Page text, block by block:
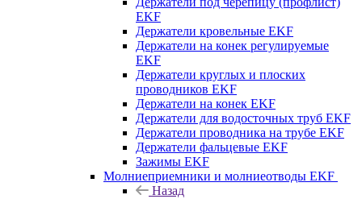
EKF
Держатели кровельные EKF
Держатели на конек регулируемые
EKF
Держатели круглых и плоских
проводников EKF
Держатели на конек EKF
Держатели для водосточных труб EKF
Держатели проводника на трубе EKF
Держатели фальцевые EKF
Зажимы EKF
Молниеприемники и молниеотводы EKF
Назад